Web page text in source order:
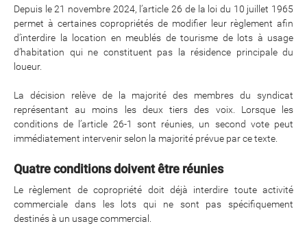
Depuis le 21 novembre 2024, l’article 26 de la loi du 10 juillet 1965
permet à certaines copropriétés de modifier leur règlement afin
d’interdire la location en meublés de tourisme de lots à usage
d’habitation qui ne constituent pas la résidence principale du
loueur.
La décision relève de la majorité des membres du syndicat
représentant au moins les deux tiers des voix. Lorsque les
conditions de l’article 26-1 sont réunies, un second vote peut
immédiatement intervenir selon la majorité prévue par ce texte.
Quatre conditions doivent être réunies
Le règlement de copropriété doit déjà interdire toute activité
commerciale dans les lots qui ne sont pas spécifiquement
destinés à un usage commercial.